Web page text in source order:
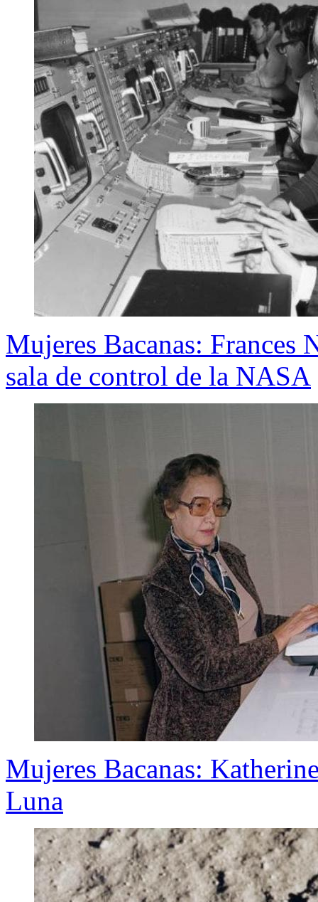
Mujeres Bacanas: Frances
sala de control de la NASA
Mujeres Bacanas:
Luna